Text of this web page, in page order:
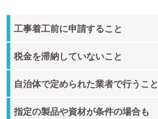
工事着工前に申請すること
税金を滞納していないこと
自治体で定められた業者で行うこと
指定の製品や資材が条件の場合も